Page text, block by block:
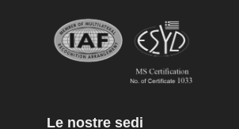
Le nostre sedi